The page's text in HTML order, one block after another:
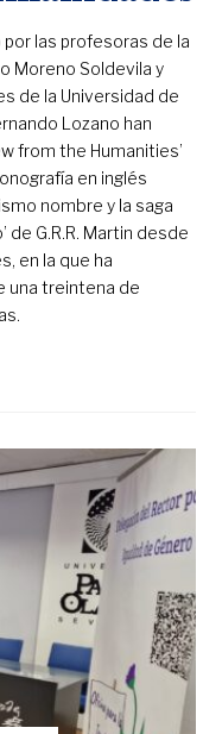
las profesoras de la
Moreno Soldevila y
de la Universidad de
Lozano han
from the Humanities’
en inglés
nombre y la saga
de G.R.R. Martin desde
en la que ha
una treintena de